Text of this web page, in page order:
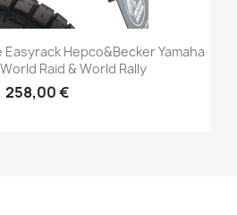
Hepco&Becker Yamaha
Raid & World Rally
258,00 €